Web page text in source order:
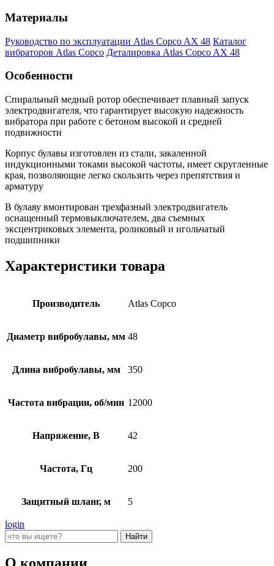
Материалы
Руководство по эксплуатации Atlas Copco AX 48 Каталог
вибраторов Atlas Copco Деталировка Atlas Copco AX 48
Особенности
Спиральный медный ротор обеспечивает плавный запуск
электродвигателя, что гарантирует высокую надежность
вибратора при работе с бетоном высокой и средней
подвижности
Корпус булавы изготовлен из стали, закаленной
индукционными токами высокой частоты, имеет скругленные
края, позволяющие легко скользить через препятствия и
арматуру
В булаву вмонтирован трехфазный электродвигатель
оснащенный термовыключателем, два съемных
эксцентриковых элемента, роликовый и игольчатый
подшипники
Характеристики товара
Производитель Atlas Copco
Диаметр вибробулавы, мм 48
Длина вибробулавы, мм 350
Частота вибрации, об/мин 12000
Напряжение, В 42
Частота, Гц 200
Защитный шланг, м 5
login
О компании